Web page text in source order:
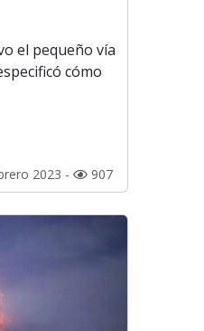
el pequeño vía
cómo
2023 - 907